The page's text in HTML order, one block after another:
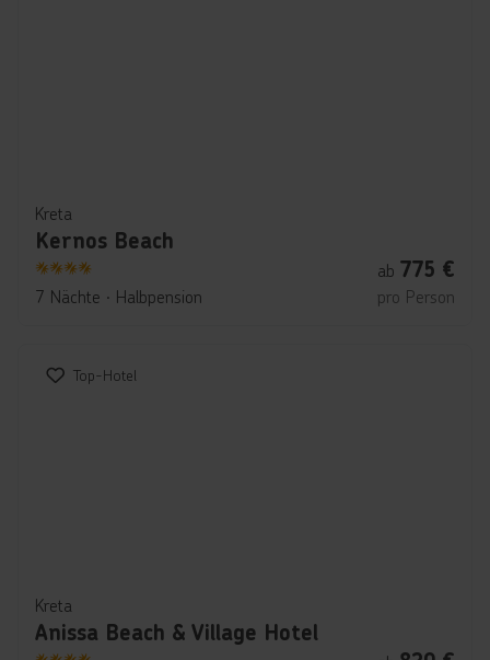
Kreta
Kernos Beach
4
7 Nächte ∙ Halbpension
ab 775 €
pro Person
Top-Hotel
Kreta
Anissa Beach & Village Hotel